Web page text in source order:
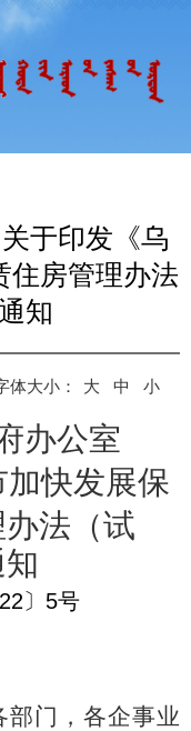
于印发《乌
住房管理办法
知
体大小： 大 中 小
办公室
加快发展保
法（试
2〕 5号
部门 ，各企事业